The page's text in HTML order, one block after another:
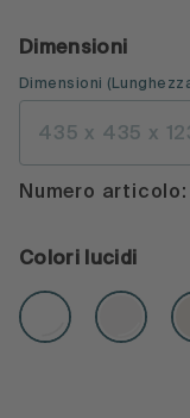
Dimensioni
Dimensioni (
435 x 435 x
Numero articolo:
Colori lucidi